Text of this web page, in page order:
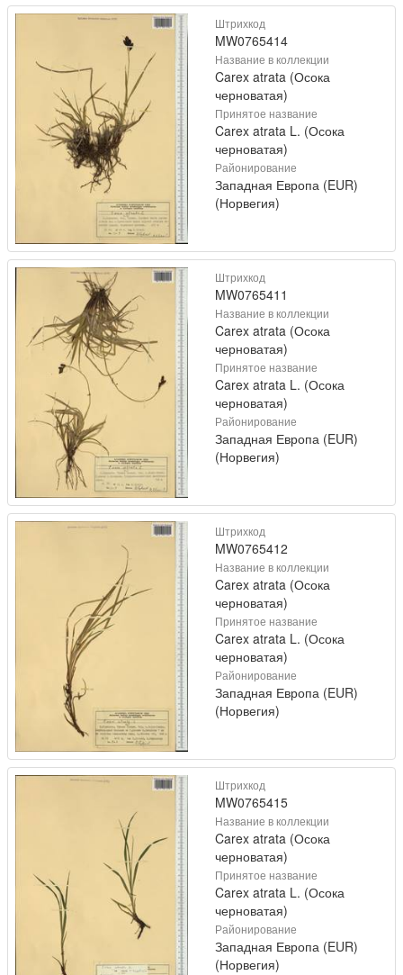
Штрихкод
MW0765414
Название в коллекции
Carex atrata (Осока
черноватая)
Принятое название
Carex atrata L. (Осока
черноватая)
Районирование
Западная Европа (EUR)
(Норвегия)
Штрихкод
MW0765411
Название в коллекции
Carex atrata (Осока
черноватая)
Принятое название
Carex atrata L. (Осока
черноватая)
Районирование
Западная Европа (EUR)
(Норвегия)
Штрихкод
MW0765412
Название в коллекции
Carex atrata (Осока
черноватая)
Принятое название
Carex atrata L. (Осока
черноватая)
Районирование
Западная Европа (EUR)
(Норвегия)
Штрихкод
MW0765415
Название в коллекции
Carex atrata (Осока
черноватая)
Принятое название
Carex atrata L. (Осока
черноватая)
Районирование
Западная Европа (EUR)
(Норвегия)